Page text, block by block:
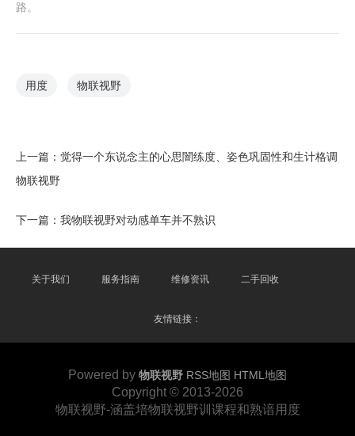
路。
用度 物联视野
上一篇： 觉得一个东说念主的心思闇练度、姿色巩固性和生计格调
物联视野
下一篇： 我物联视野对动感单车并不熟识
关于我们 服务指南 维修资讯 二手回收
友情链接：
Powered by 物联视野 RSS地图 HTML地图
Copyright © 2013-2026
物联视野-涵盖培物联视野训课程和熟谙用度